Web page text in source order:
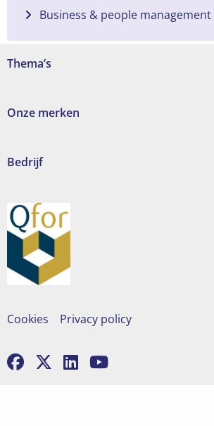
Business & people management
Thema’s
Onze merken
Bedrijf
Cookies Privacy policy
Ga
Ga Ga Ga